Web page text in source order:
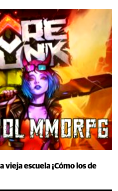
vieja escuela ¡Cómo los de